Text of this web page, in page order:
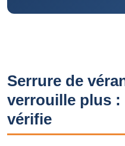
Serrure de
verrouille plus :
vérifie